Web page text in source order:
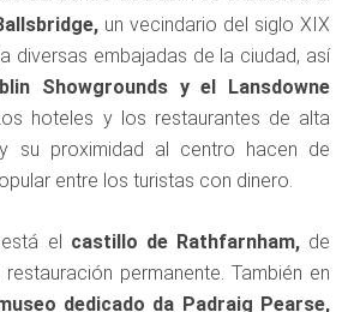
un vecindario del siglo XIX
diversas embajadas de la ciudad, así
Showgrounds y el Lansdowne
hoteles y los restaurantes de alta
su proximidad al centro hacen de
entre los turistas con dinero.
el castillo de Rathfarnham,de
permanente. También en
dedicado da Padraig Pearse,